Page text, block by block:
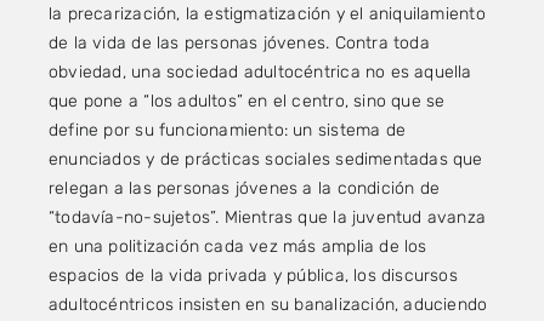
la precarización, la estigmatización y el aniquilamiento
de la vida de las personas jóvenes. Contra toda
obviedad, una sociedad adultocéntrica no es aquella
que pone a “los adultos” en el centro, sino que se
define por su funcionamiento: un sistema de
enunciados y de prácticas sociales sedimentadas que
relegan a las personas jóvenes a la condición de
“todavía-no-sujetos”. Mientras que la juventud avanza
en una politización cada vez más amplia de los
espacios de la vida privada y pública, los discursos
adultocéntricos insisten en su banalización, aduciendo